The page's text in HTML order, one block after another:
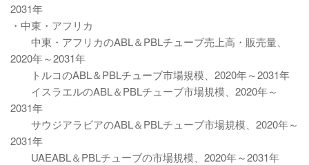
2031年
・中東・アフリカ
中東・アフリカのABL＆PBLチューブ売上高・販売量、
2020年～2031年
トルコのABL＆PBLチューブ市場規模、2020年～2031年
イスラエルのABL＆PBLチューブ市場規模、2020年～
2031年
サウジアラビアのABL＆PBLチューブ市場規模、2020年～
2031年
UAEABL＆PBLチューブの市場規模、2020年～2031年